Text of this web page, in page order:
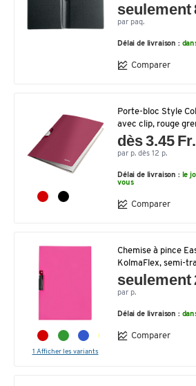
seulement
par paq.
Délai de livraison :
Comparer
Porte-bloc Style
avec clip, rouge
dès 3.45 Fr.
par p. dès 12 p.
Délai de livraison : le
vous
Comparer
1 Afficher les variants
Chemise à pince
KolmaFlex, semi-
seulement
par p.
Délai de livraison :
Comparer